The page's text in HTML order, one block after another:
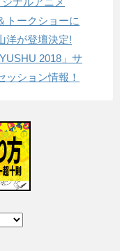
トークショーに
洋が登壇決定!
2018」サ
ッション情報！